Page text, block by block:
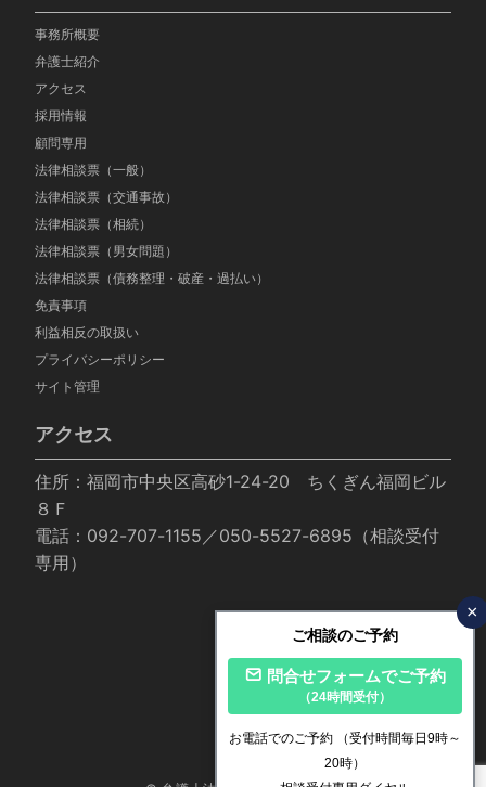
事務所概要
弁護士紹介
アクセス
採用情報
顧問専用
法律相談票（一般）
法律相談票（交通事故）
法律相談票（相続）
法律相談票（男女問題）
法律相談票（債務整理・破産・過払い）
免責事項
利益相反の取扱い
プライバシーポリシー
サイト管理
アクセス
住所：福岡市中央区高砂1-24-20 ちくぎん福岡ビル
８Ｆ
電話：092-707-1155／050-5527-6895（相談受付
専用）
ご相談のご予約
×
問合せフォームでご予約
（24時間受付）
お電話でのご予約
（受付時間毎日9時～
20時）